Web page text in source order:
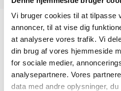
Vi bruger cookies til at tilpasse
annoncer, til at vise dig
at analysere vores trafik. Vi
din brug af vores hjemmeside
for sociale medier,
analysepartnere. Vores
data med andre oplysninger,
“Altid flinke og hjælpsom”
Vurderet af Georg